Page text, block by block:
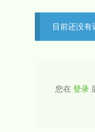
目前还没有
您在登录